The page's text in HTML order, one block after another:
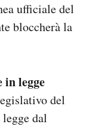
ufficiale del
bloccherà la
in legge
del
dal